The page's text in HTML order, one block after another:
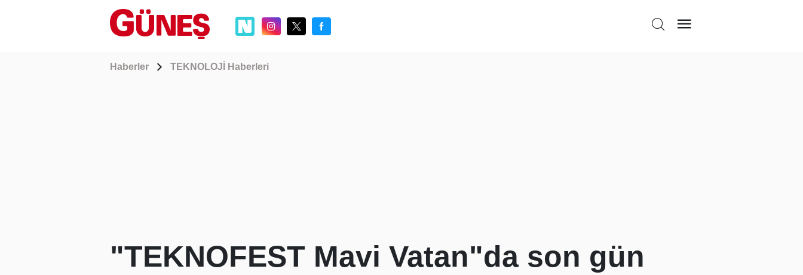
Haberler TEKNOLOJİ Haberleri
"TEKNOFEST Mavi Vatan"da son gün